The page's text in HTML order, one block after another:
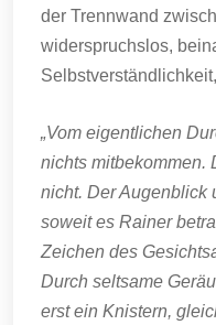
der Trennwand
widerspruchslos,
„Vom eigentlichen
nichts mitbekommen.
nicht. Der Augenblick
soweit es Rainer
Zeichen des
Durch seltsame
erst ein Knistern,